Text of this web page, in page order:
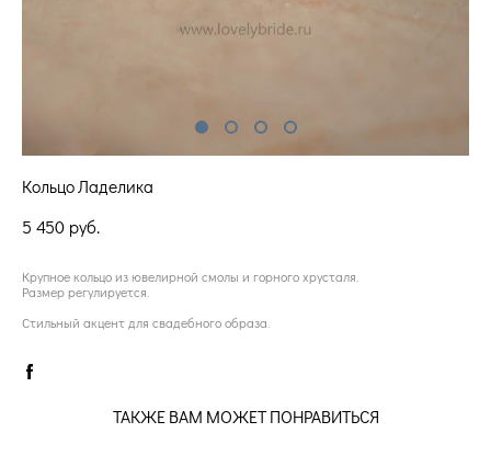
Кольцо Ладелика
5 450 pуб.
Крупное кольцо из ювелирной смолы и горного хрусталя.
Размер регулируется.
Стильный акцент для свадебного образа.
ТАКЖЕ ВАМ МОЖЕТ ПОНРАВИТЬСЯ